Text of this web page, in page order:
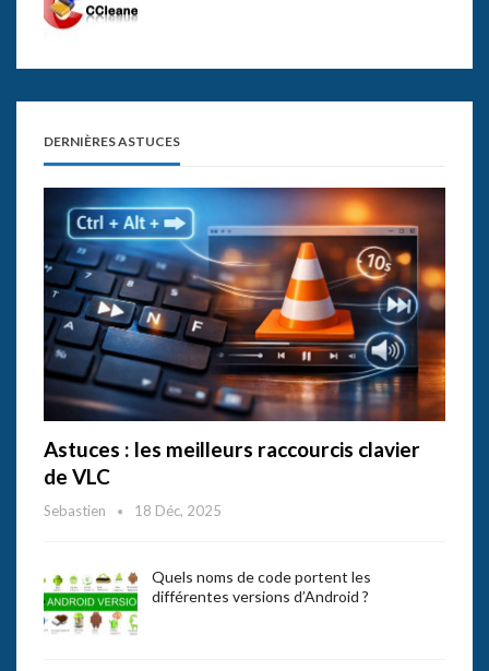
DERNIÈRES ASTUCES
Astuces : les meilleurs raccourcis clavier
de VLC
Sebastien 18 Déc, 2025
Quels noms de code portent les
différentes versions d’Android ?